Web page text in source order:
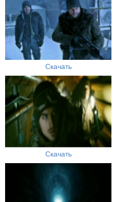
Скачать
Скачать